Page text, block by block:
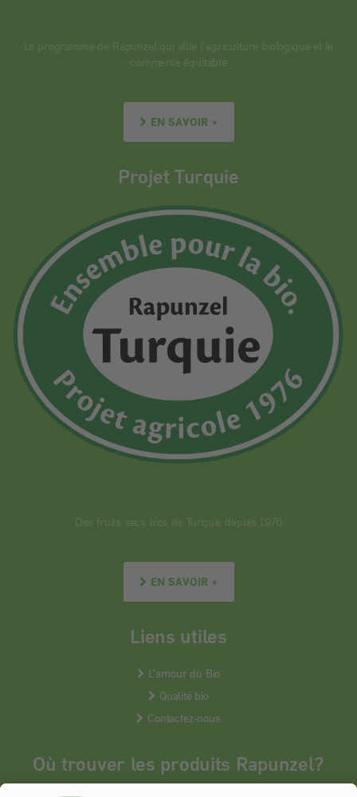
Le programme de Rapunzel qui allie l’agriculture biologique et le
commerce équitable
EN SAVOIR +
Projet Turquie
Des fruits secs bios de Turquie depuis 1976
EN SAVOIR +
Liens utiles
L’amour du Bio
Qualité bio
Contactez-nous
Où trouver les produits Rapunzel?